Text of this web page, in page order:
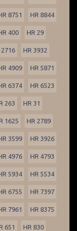
8751 HR 8844
400 HR 29
2716 HR 3932
4909 HR 5871
6374 HR 6523
263 HR 31
1625 HR 2789
3599 HR 3926
4976 HR 4793
5934 HR 5534
6755 HR 7397
7961 HR 8375
651 HR 830